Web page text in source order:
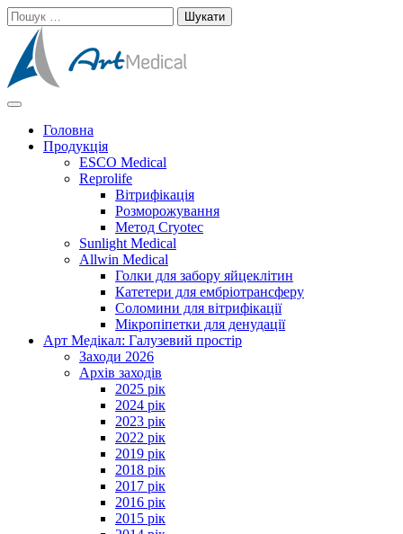
Skip
to
content
Пошук:
Арт Медікал
матеріалиГоловна
Продукція
ESCO Medical
Reprolife
Вітрифікація
Розморожування
Метод Cryotec
Sunlight Medical
Allwin Medical
Голки для забору яйцеклітин
Катетери для ембріотрансферу
Соломини для вітрифікації
Мікропіпетки для денудації
Арт Медікал: Галузевий простір
Заходи 2026
Архів заходів
2025 рік
2024 рік
2023 рік
2022 рік
2019 рік
2018 рік
2017 рік
2016 рік
2015 рік